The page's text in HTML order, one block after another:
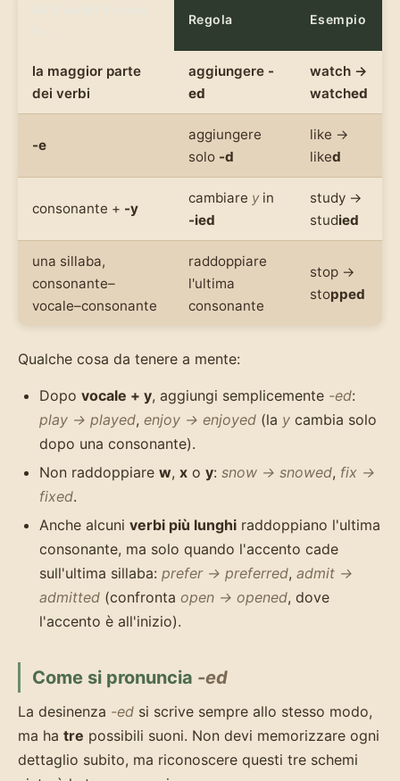
Regola Esempio
la maggior parte
dei verbi
aggiungere -
ed
watch →
watched
-e
aggiungere
solo -d
like →
liked
consonante + -y
cambiare yin
-ied
study →
studied
una sillaba,
consonante–
vocale–consonante
raddoppiare
l'ultima
consonante
stop →
stopped
Qualche cosa da tenere a mente:
Dopo vocale + y, aggiungi semplicemente -ed:
play → played, enjoy → enjoyed (la y cambia solo
dopo una consonante).
Non raddoppiare w, x o y: snow → snowed, fix →
fixed.
Anche alcuni verbi più lunghi raddoppiano l'ultima
consonante, ma solo quando l'accento cade
sull'ultima sillaba: prefer → preferred, admit →
admitted (confronta open → opened, dove
l'accento è all'inizio).
Come si pronuncia -ed
La desinenza -ed si scrive sempre allo stesso modo,
ma ha tre possibili suoni. Non devi memorizzare ogni
dettaglio subito, ma riconoscere questi tre schemi